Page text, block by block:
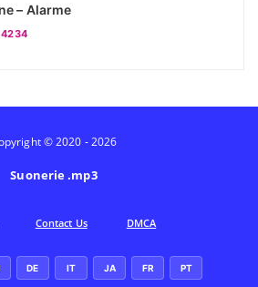
– Alarme
4234
© 2020 - 2026
Suonerie .mp3
Contact Us DMCA
DE IT JA FR PT